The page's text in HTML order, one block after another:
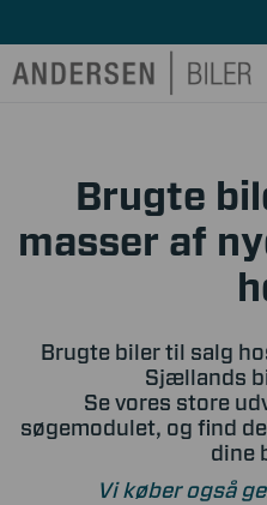
Brugte
masser af
Brugte biler til salg
Sjællands
Se vores store
søgemodulet, og find
dine
Vi køber også